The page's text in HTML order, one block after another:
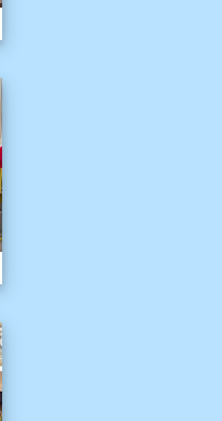
111伴讀媽媽教師節
111伴讀媽媽教師節